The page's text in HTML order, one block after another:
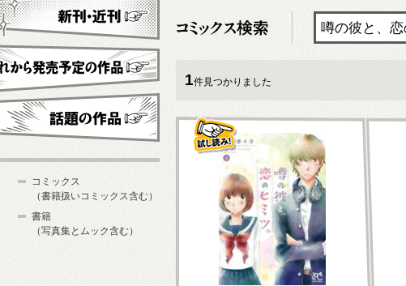
1件見つかりました
近刊
ら発売予定
コミックス
（書籍扱いコミックス含む）
書籍
（写真集とムック含む）